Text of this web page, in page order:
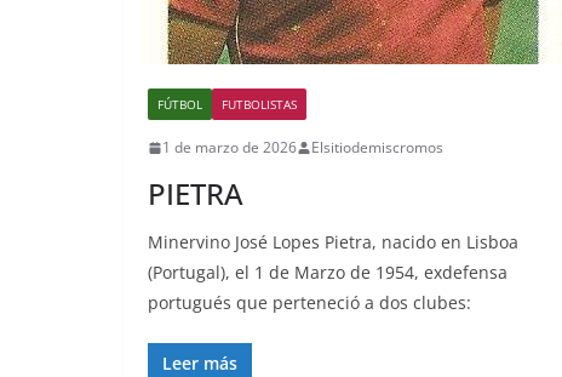
FÚTBOL FUTBOLISTAS
1 de marzo de 2026 Elsitiodemiscromos
PIETRA
Minervino José Lopes Pietra, nacido en Lisboa
(Portugal), el 1 de Marzo de 1954, exdefensa
portugués que perteneció a dos clubes:
Leer más